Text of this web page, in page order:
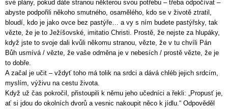
své plány, pokud dáte stranou některou svou potřebu – třeba odpočívat –
abyste podpořili někoho smutného, osamělého, kdo se v životě ztratil,
bloudí, kdo je jako ovce bez pastýře… a vy s ním budete pastýřsky, tak
vězte, že je to Ježíšovské, imitatio Christi. Prostě, že nejste za hlupáky,
když jste to svoje dali kvůli někomu stranou, vězte, že v tu chvíli Pán
Bůh usmívá / vězte, že vaše odměna je v nebesích / prostě vězte, že je
to dobře.
A začal je učit – vždyť toho má tolik na srdci a dává chléb jejich srdcím,
myslím, výživu na cestu života.
Když už čas pokročil, přistoupili k němu jeho učedníci a řekli: „Propusť je,
ať si jdou do okolních dvorů a vesnic nakoupit něco k jídlu.“ Odpověděl